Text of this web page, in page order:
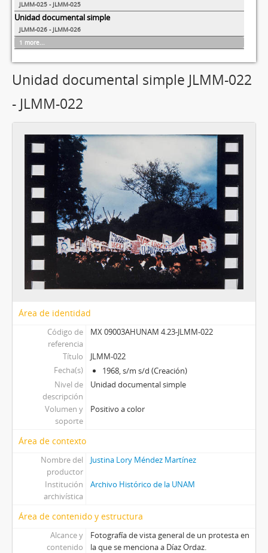
JLMM-025 - JLMM-025
Unidad documental simple
JLMM-026 - JLMM-026
1 more...
Unidad documental simple JLMM-022
- JLMM-022
Área de identidad
Código de
referencia
MX 09003AHUNAM 4.23-JLMM-022
Título
JLMM-022
Fecha(s)
1968, s/m s/d (Creación)
Nivel de
descripción
Unidad documental simple
Volumen y
soporte
Positivo a color
Área de contexto
Nombre del
productor
Justina Lory Méndez Martínez
Institución
archivística
Archivo Histórico de la UNAM
Área de contenido y estructura
Alcance y
contenido
Fotografía de vista general de un protesta en
la que se menciona a Díaz Ordaz.